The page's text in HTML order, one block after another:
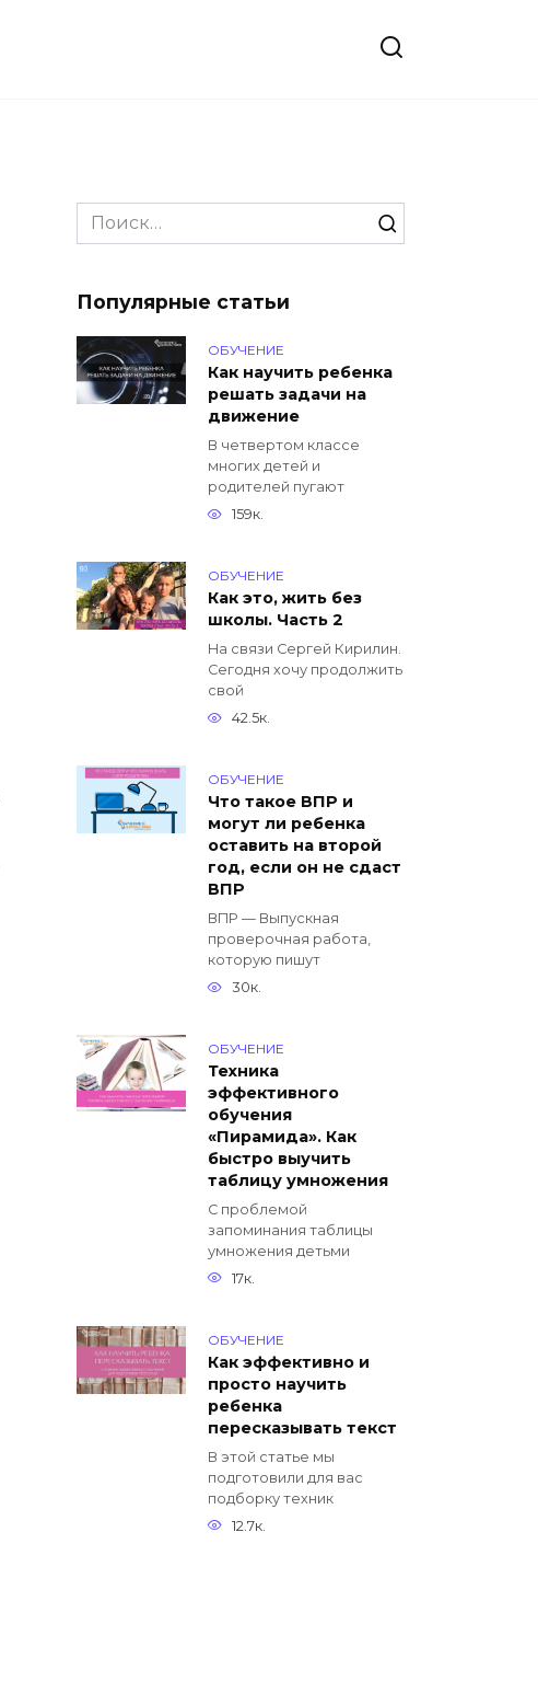
Search
for:
Популярные статьи
ОБУЧЕНИЕ
Как научить ребенка
решать задачи на
движение
В четвертом классе
многих детей и
родителей пугают
159к.
ОБУЧЕНИЕ
Как это, жить без
школы. Часть 2
На связи Сергей Кирилин.
Сегодня хочу продолжить
свой
42.5к.
ОБУЧЕНИЕ
Что такое ВПР и
могут ли ребенка
оставить на второй
год, если он не сдаст
ВПР
ВПР — Выпускная
проверочная работа,
которую пишут
30к.
ОБУЧЕНИЕ
Техника
эффективного
обучения
«Пирамида». Как
быстро выучить
таблицу умножения
С проблемой
запоминания таблицы
умножения детьми
17к.
ОБУЧЕНИЕ
Как эффективно и
просто научить
ребенка
пересказывать текст
В этой статье мы
подготовили для вас
подборку техник
12.7к.